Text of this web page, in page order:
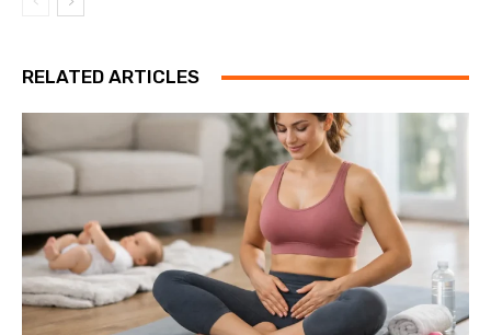
RELATED ARTICLES